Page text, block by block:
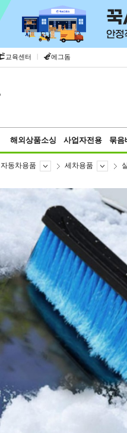
교육센터 | 에그돔
해외상품소싱 사업자전용 묶음
자동차용품 세차용품